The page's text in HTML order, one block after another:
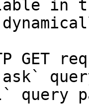
in
GET
query